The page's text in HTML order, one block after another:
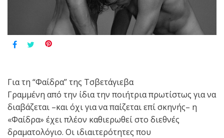
Για τη “Φαίδρα” της Τσβετάγιεβα
Γραμμένη από την ίδια την ποιήτρια πρωτίστως για να
διαβάζεται –και όχι για να παίζεται επί σκηνής– η
«Φαίδρα» έχει πλέον καθιερωθεί στο διεθνές
δραματολόγιο. Οι ιδιαιτερότητες που